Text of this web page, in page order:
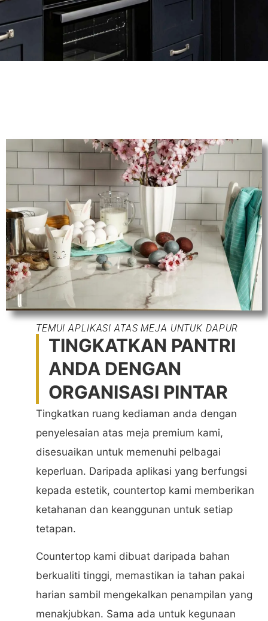
TEMUI APLIKASI ATAS MEJA UNTUK DAPUR
TINGKATKAN PANTRI
ANDA DENGAN
ORGANISASI PINTAR
Tingkatkan ruang kediaman anda dengan
penyelesaian atas meja premium kami,
disesuaikan untuk memenuhi pelbagai
keperluan. Daripada aplikasi yang berfungsi
kepada estetik, countertop kami memberikan
ketahanan dan keanggunan untuk setiap
tetapan.
Countertop kami dibuat daripada bahan
berkualiti tinggi, memastikan ia tahan pakai
harian sambil mengekalkan penampilan yang
menakjubkan. Sama ada untuk kegunaan